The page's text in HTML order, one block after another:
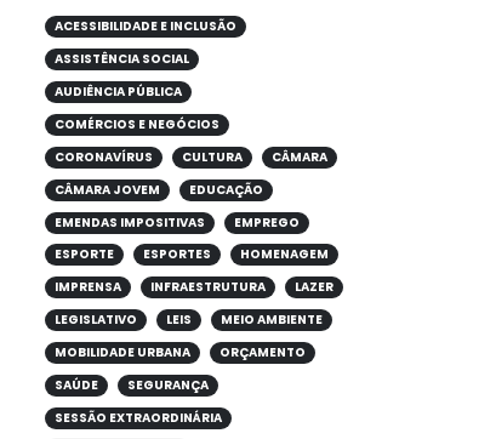
ACESSIBILIDADE E INCLUSÃO
ASSISTÊNCIA SOCIAL
AUDIÊNCIA PÚBLICA
COMÉRCIOS E NEGÓCIOS
CORONAVÍRUS
CULTURA
CÂMARA
CÂMARA JOVEM
EDUCAÇÃO
EMENDAS IMPOSITIVAS
EMPREGO
ESPORTE
ESPORTES
HOMENAGEM
IMPRENSA
INFRAESTRUTURA
LAZER
LEGISLATIVO
LEIS
MEIO AMBIENTE
MOBILIDADE URBANA
ORÇAMENTO
SAÚDE
SEGURANÇA
SESSÃO EXTRAORDINÁRIA